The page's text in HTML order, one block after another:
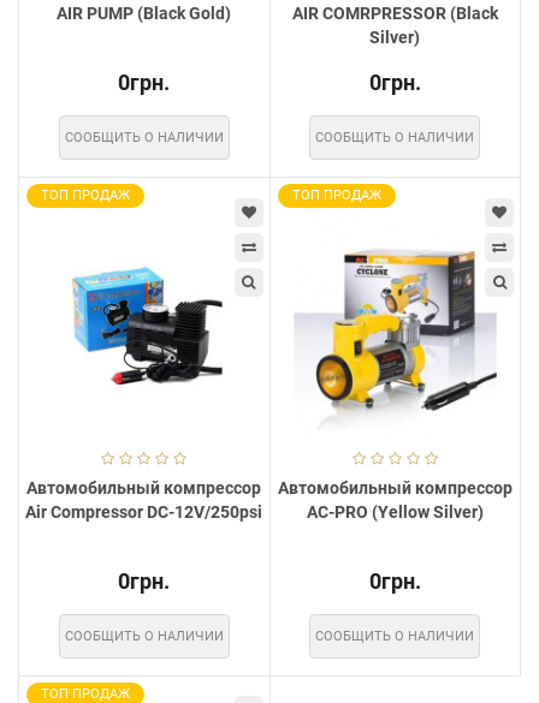
AIR PUMP (Black Gold)
0грн.
СООБЩИТЬ О НАЛИЧИИ
AIR COMRPRESSOR (Black
Silver)
0грн.
СООБЩИТЬ О НАЛИЧИИ
ТОП ПРОДАЖ
Автомобильный компрессор
Air Compressor DC-12V/250psi
0грн.
СООБЩИТЬ О НАЛИЧИИ
ТОП ПРОДАЖ
Автомобильный компрессор
AC-PRO (Yellow Silver)
0грн.
СООБЩИТЬ О НАЛИЧИИ
ТОП ПРОДАЖ